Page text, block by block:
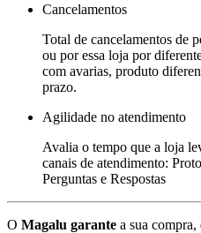
Cancelamentos
Total de cancelamentos de
ou por essa loja por
com avarias, produto
prazo.
Agilidade no atendimento
Avalia o tempo que a loja
canais de atendimento:
Perguntas e Respostas
O Magalu garante a sua